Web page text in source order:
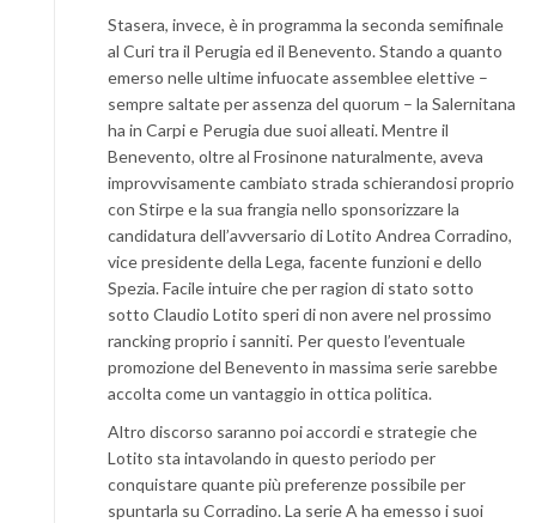
Stasera, invece, è in programma la seconda semifinale
al Curi tra il Perugia ed il Benevento. Stando a quanto
emerso nelle ultime infuocate assemblee elettive –
sempre saltate per assenza del quorum – la Salernitana
ha in Carpi e Perugia due suoi alleati. Mentre il
Benevento, oltre al Frosinone naturalmente, aveva
improvvisamente cambiato strada schierandosi proprio
con Stirpe e la sua frangia nello sponsorizzare la
candidatura dell’avversario di Lotito Andrea Corradino,
vice presidente della Lega, facente funzioni e dello
Spezia. Facile intuire che per ragion di stato sotto
sotto Claudio Lotito speri di non avere nel prossimo
rancking proprio i sanniti. Per questo l’eventuale
promozione del Benevento in massima serie sarebbe
accolta come un vantaggio in ottica politica.
Altro discorso saranno poi accordi e strategie che
Lotito sta intavolando in questo periodo per
conquistare quante più preferenze possibile per
spuntarla su Corradino. La serie A ha emesso i suoi